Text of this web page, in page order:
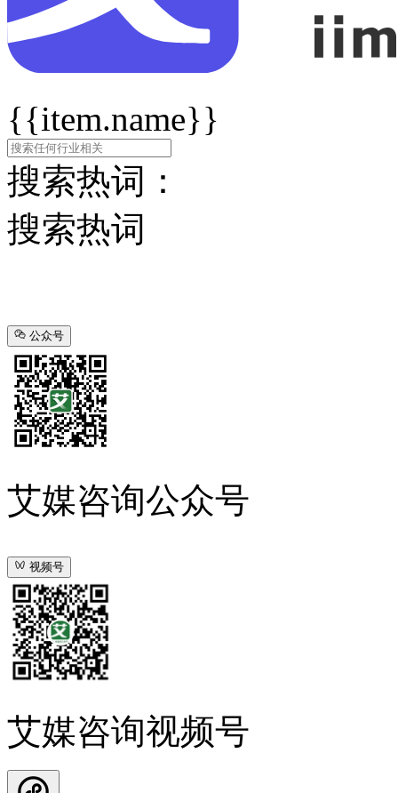
{{item.name}}
搜索热词：
搜索热词
公众号
艾媒咨询公众号
视频号
艾媒咨询视频号